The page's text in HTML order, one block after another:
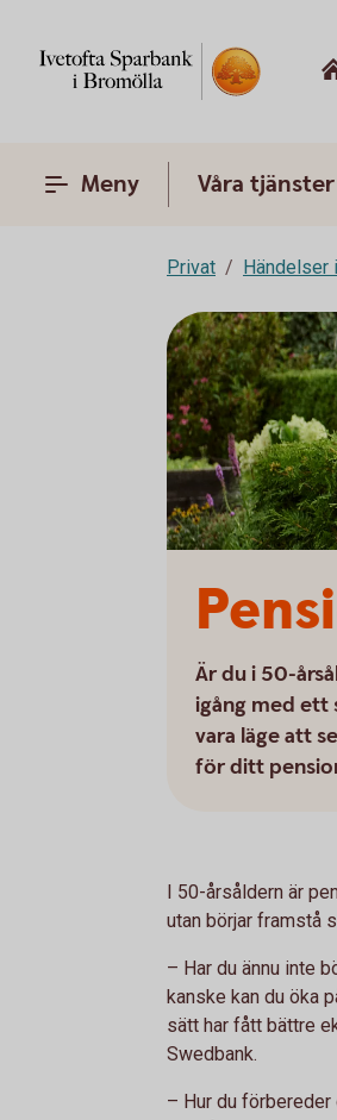
Meny Våra tjänster
Privat Händelser
Är du i 50-
igång med ett
vara läge att
för ditt
I 50-årsåldern är
utan börjar framstå
– Har du ännu inte
kanske kan du öka
sätt har fått bättre
Swedbank.
– Hur du